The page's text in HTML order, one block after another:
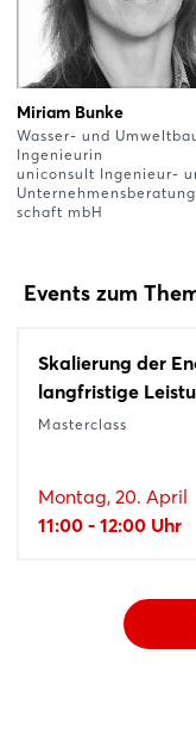
Miriam Bunke
Wasser- und
Ingenieurin
uniconsult Ingenieur-
schaft mbH
Events zum
Skalierung der
langfristige
Masterclass
Montag, 20. April
11:00 - 12:00 Uhr